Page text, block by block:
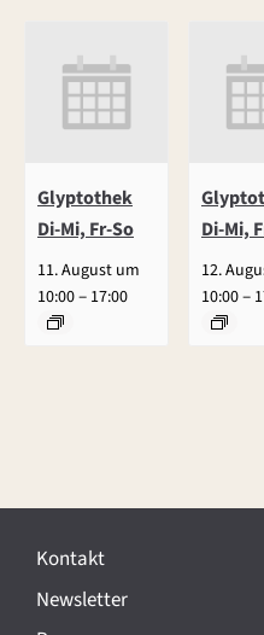
Glyptothek
Di-Mi, Fr-So
11. August um
10:00– 17:00
Di-Mi,
12.
10:00–
e
a
n
Kontakt
Newsletter